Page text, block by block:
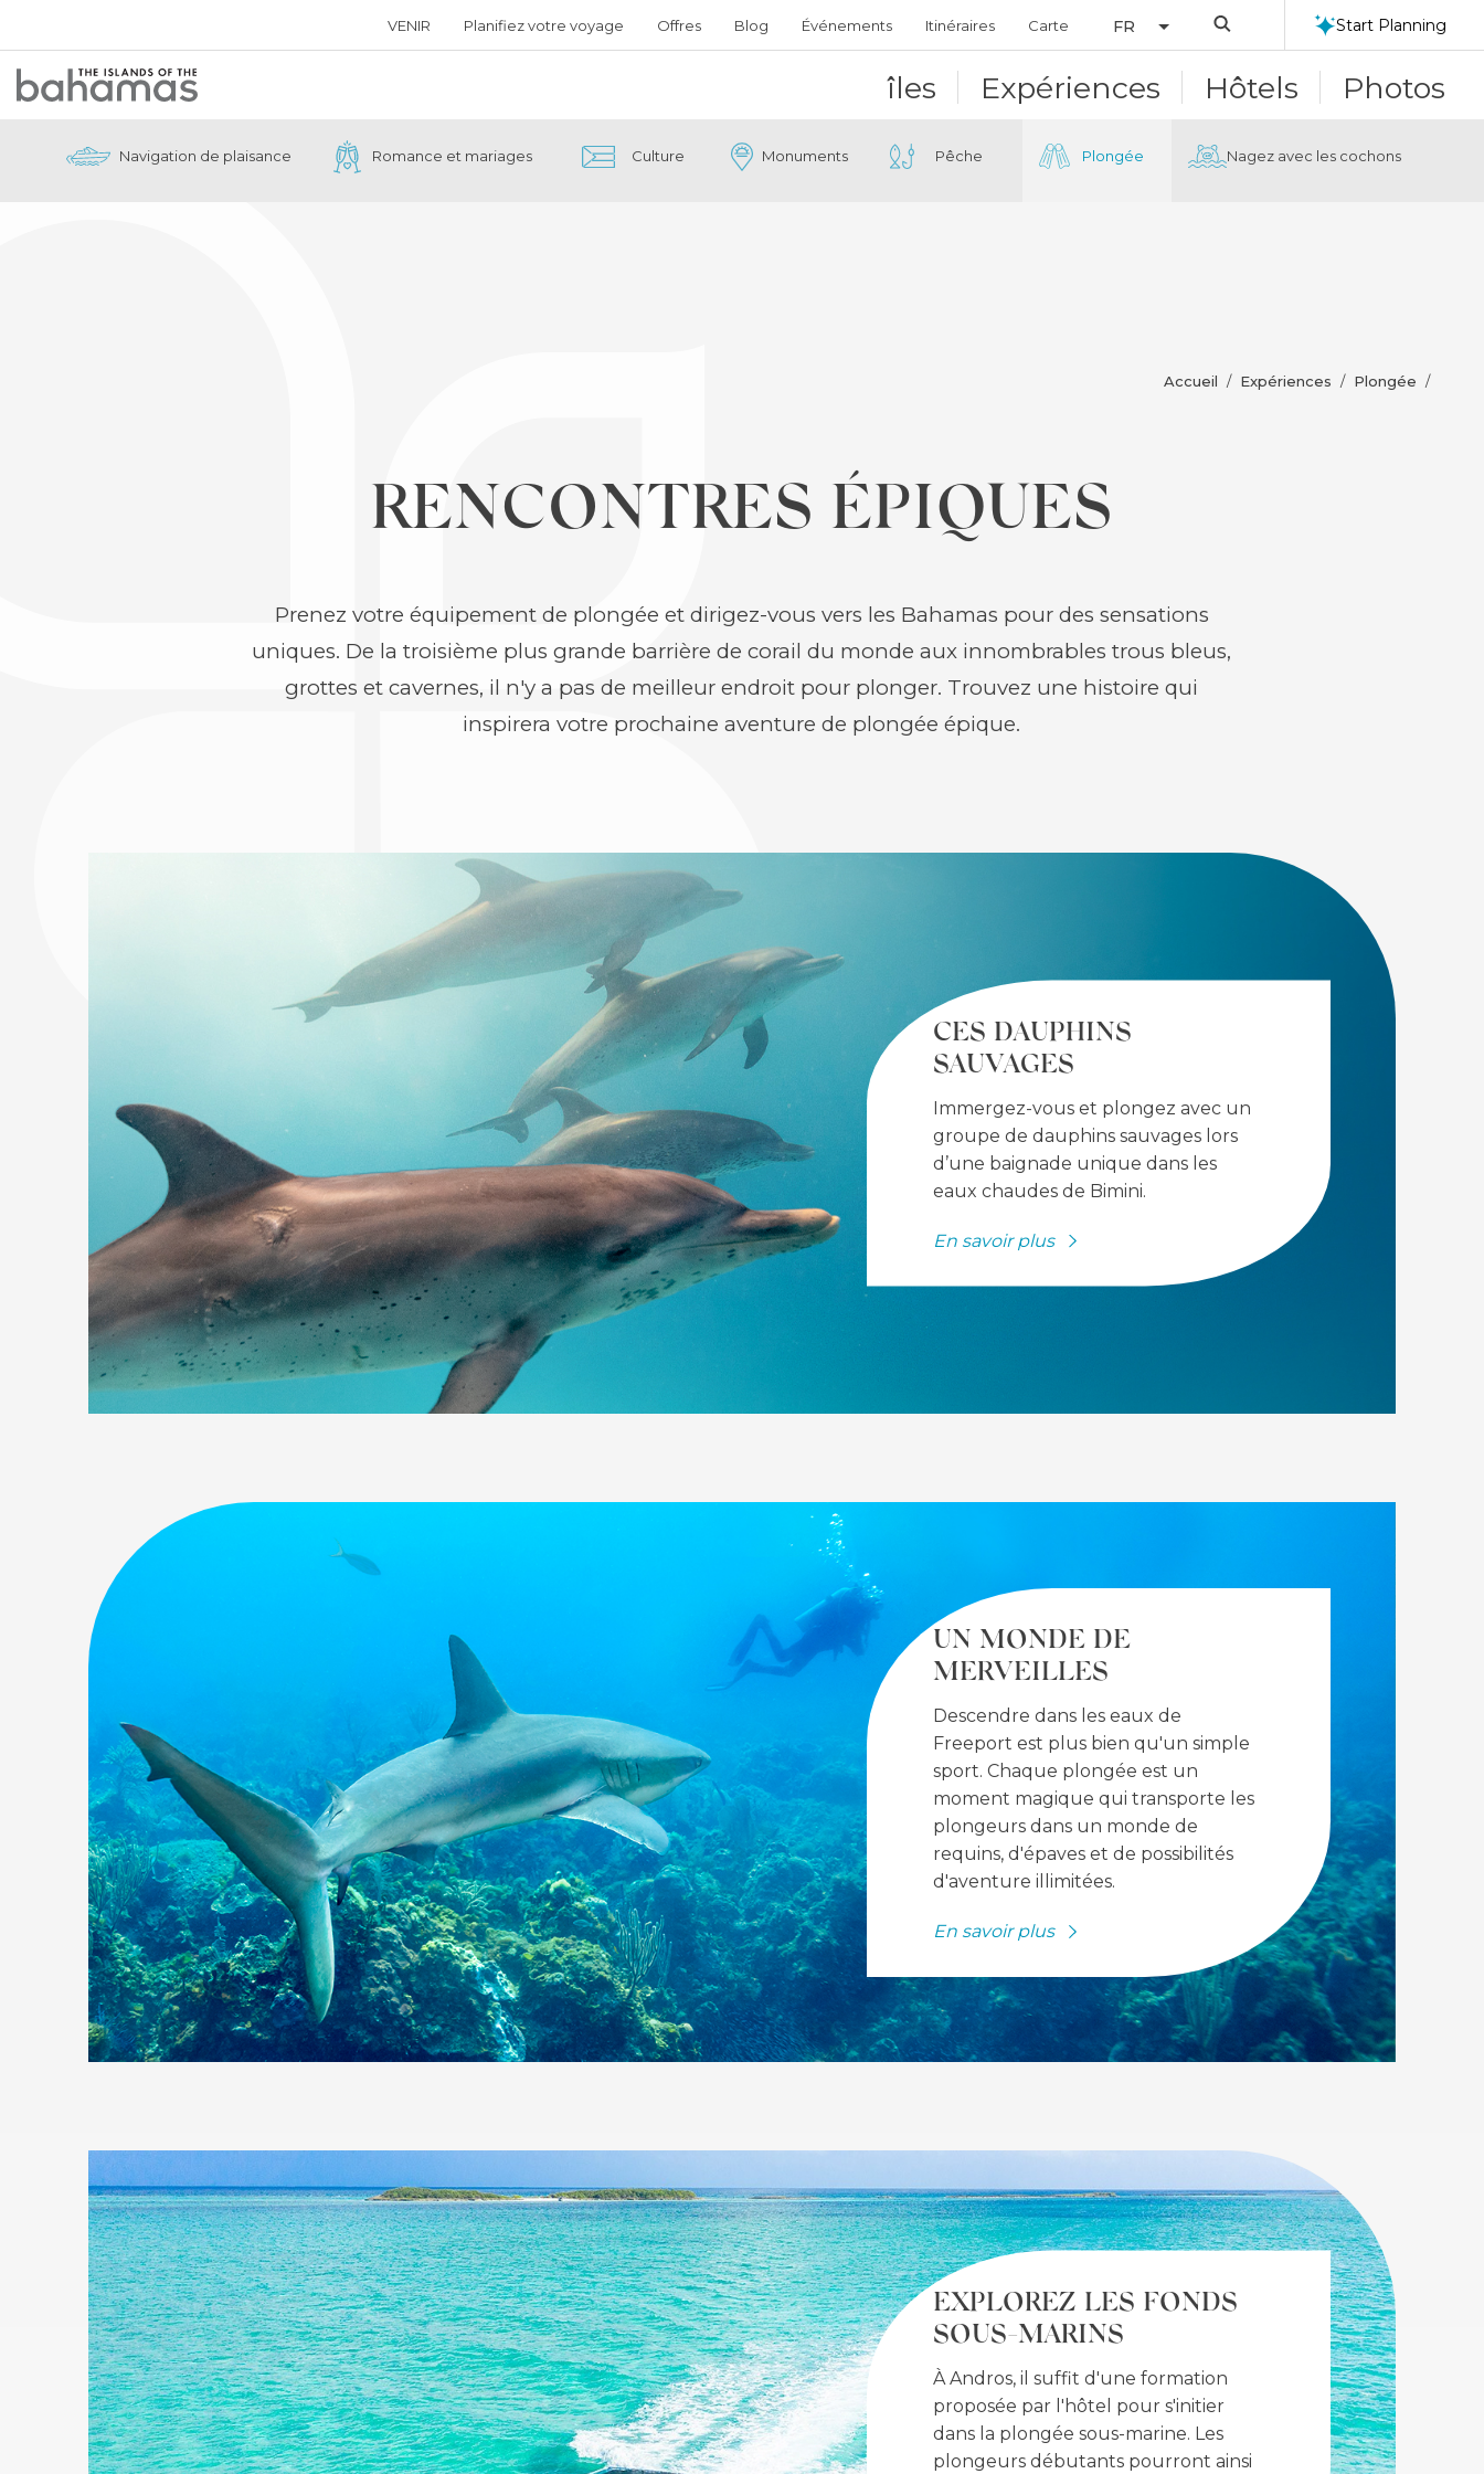
îles Expériences Hôtels Photos
VENIR Planifiez votre voyage Offres Blog Événements Itinéraires Carte FR Start Planning
Navigation de plaisance Romance et mariages Culture Monuments Pêche Plongée Nagez avec les cochons
Accueil / Expériences / Plongée /
RENCONTRES ÉPIQUES
Prenez votre équipement de plongée et dirigez-vous vers les Bahamas pour des sensations
uniques. De la troisième plus grande barrière de corail du monde aux innombrables trous bleus,
grottes et cavernes, il n'y a pas de meilleur endroit pour plonger. Trouvez une histoire qui
inspirera votre prochaine aventure de plongée épique.
CES DAUPHINS
SAUVAGES
Immergez-vous et plongez avec un
groupe de dauphins sauvages lors
d’une baignade unique dans les
eaux chaudes de Bimini.
En savoir plus
UN MONDE DE
MERVEILLES
Descendre dans les eaux de
Freeport est plus bien qu'un simple
sport. Chaque plongée est un
moment magique qui transporte les
plongeurs dans un monde de
requins, d'épaves et de possibilités
d'aventure illimitées.
En savoir plus
EXPLOREZ LES FONDS
SOUS-MARINS
À Andros, il suffit d'une formation
proposée par l'hôtel pour s'initier
dans la plongée sous-marine. Les
plongeurs débutants pourront ainsi